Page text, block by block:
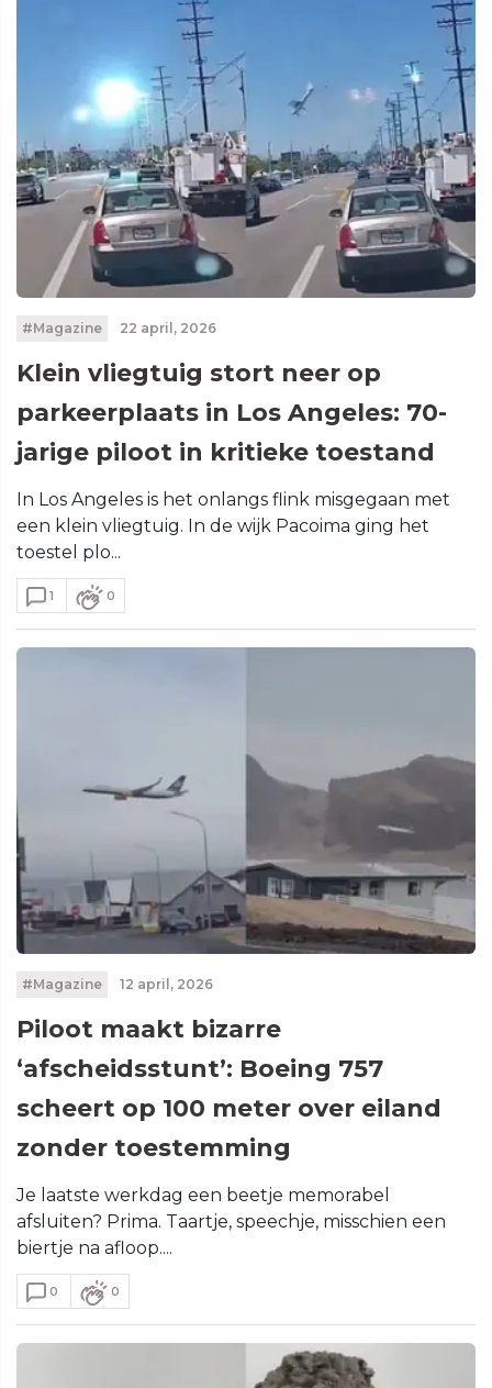
#Magazine 22 april, 2026
Klein vliegtuig stort neer op
parkeerplaats in Los Angeles: 70-
jarige piloot in kritieke toestand
In Los Angeles is het onlangs flink misgegaan met
een klein vliegtuig. In de wijk Pacoima ging het
toestel plo...
1 0
#Magazine 12 april, 2026
Piloot maakt bizarre
‘afscheidsstunt’: Boeing 757
scheert op 100 meter over eiland
zonder toestemming
Je laatste werkdag een beetje memorabel
afsluiten? Prima. Taartje, speechje, misschien een
biertje na afloop....
0 0